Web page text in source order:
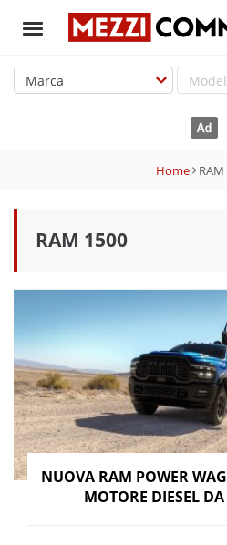
T
g
v
t
i
o
n
Home
RAM 1500
NUOVA RAM POWER
MOTORE DIESEL